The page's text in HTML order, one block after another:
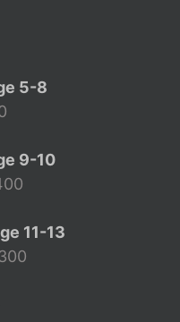
5-8
9-10
11-13